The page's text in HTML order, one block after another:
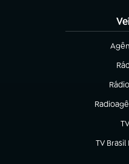
(abre
TV
(abre